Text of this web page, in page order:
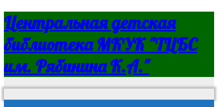
Центральная детская
библиотека МКУК "ТЦБС
им. Рябинина К.А."